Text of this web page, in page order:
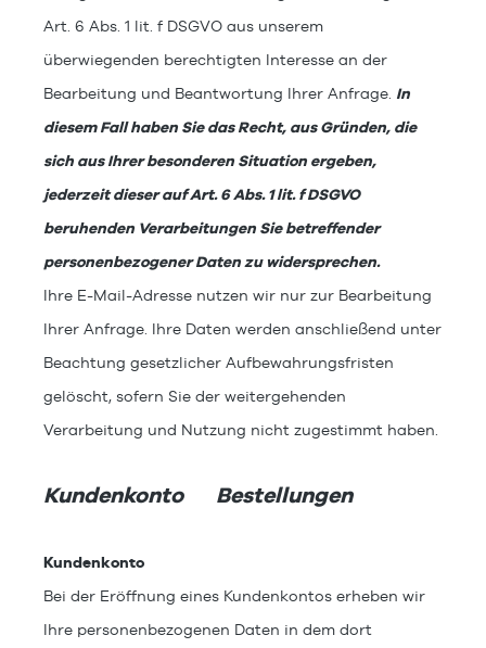
Art. 6 Abs. 1 lit. f DSGVO aus unserem
überwiegenden berechtigten Interesse an der
Bearbeitung und Beantwortung Ihrer Anfrage. In
diesem Fall haben Sie das Recht, aus Gründen, die
sich aus Ihrer besonderen Situation ergeben,
jederzeit dieser auf Art. 6 Abs. 1 lit. f DSGVO
beruhenden Verarbeitungen Sie betreffender
personenbezogener Daten zu widersprechen.
Ihre E-Mail-Adresse nutzen wir nur zur Bearbeitung
Ihrer Anfrage. Ihre Daten werden anschließend unter
Beachtung gesetzlicher Aufbewahrungsfristen
gelöscht, sofern Sie der weitergehenden
Verarbeitung und Nutzung nicht zugestimmt haben.
Kundenkonto Bestellungen
Kundenkonto
Bei der Eröffnung eines Kundenkontos erheben wir
Ihre personenbezogenen Daten in dem dort